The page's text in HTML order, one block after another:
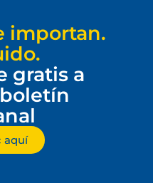
importan.
gratis a
aquí